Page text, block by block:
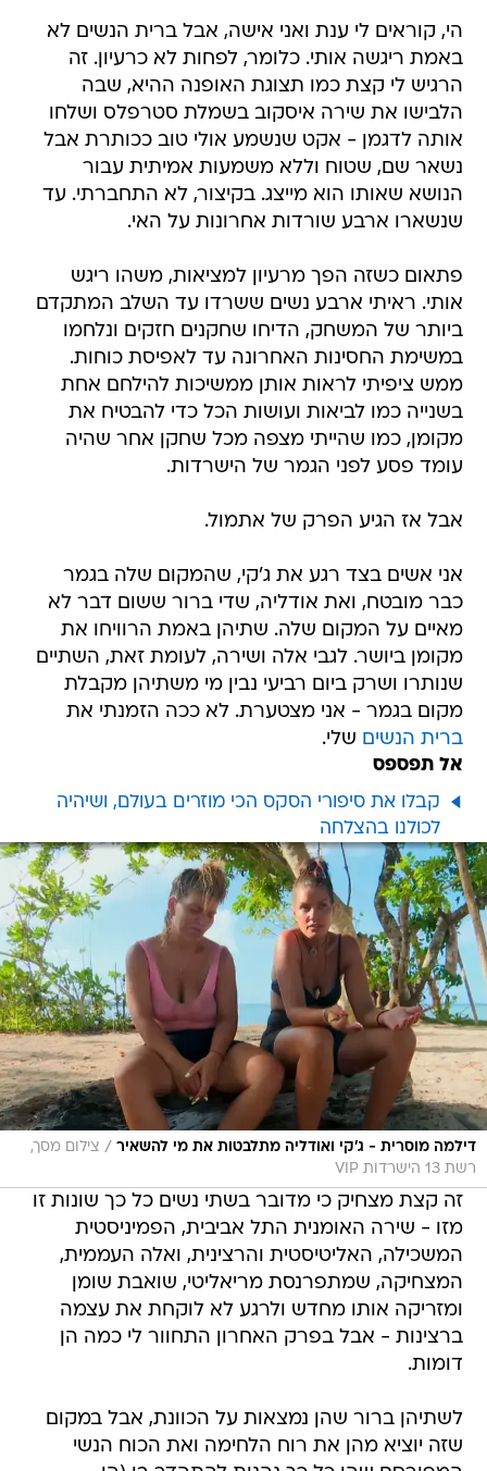
הי, קוראים לי ענת ואני אישה, אבל ברית הנשים לא
באמת ריגשה אותי. כלומר, לפחות לא כרעיון. זה
הרגיש לי קצת כמו תצוגת האופנה ההיא, שבה
הלבישו את שירה איסקוב בשמלת סטרפלס ושלחו
אותה לדגמן - אקט שנשמע אולי טוב ככותרת אבל
נשאר שם, שטוח וללא משמעות אמיתית עבור
הנושא שאותו הוא מייצג. בקיצור, לא התחברתי. עד
שנשארו ארבע שורדות אחרונות על האי.
פתאום כשזה הפך מרעיון למציאות, משהו ריגש
אותי. ראיתי ארבע נשים ששרדו עד השלב המתקדם
ביותר של המשחק, הדיחו שחקנים חזקים ונלחמו
במשימת החסינות האחרונה עד לאפיסת כוחות.
ממש ציפיתי לראות אותן ממשיכות להילחם אחת
בשנייה כמו לביאות ועושות הכל כדי להבטיח את
מקומן, כמו שהייתי מצפה מכל שחקן אחר שהיה
עומד פסע לפני הגמר של הישרדות.
אבל אז הגיע הפרק של אתמול.
אני אשים בצד רגע את ג'קי, שהמקום שלה בגמר
כבר מובטח, ואת אודליה, שדי ברור ששום דבר לא
מאיים על המקום שלה. שתיהן באמת הרוויחו את
מקומן ביושר. לגבי אלה ושירה, לעומת זאת, השתיים
שנותרו ושרק ביום רביעי נבין מי משתיהן מקבלת
מקום בגמר - אני מצטערת. לא ככה הזמנתי את
ברית הנשים שלי.
אל תפספס
קבלו את סיפורי הסקס הכי מוזרים בעולם, ושיהיה
לכולנו בהצלחה
דילמה מוסרית - ג'קי ואודליה מתלבטות את מי להשאיר / צילום מסך,
רשת 13 הישרדות VIP
זה קצת מצחיק כי מדובר בשתי נשים כל כך שונות זו
מזו - שירה האומנית התל אביבית, הפמיניסטית
המשכילה, האליטיסטית והרצינית, ואלה העממית,
המצחיקה, שמתפרנסת מריאליטי, שואבת שומן
ומזריקה אותו מחדש ולרגע לא לוקחת את עצמה
ברצינות - אבל בפרק האחרון התחוור לי כמה הן
דומות.
לשתיהן ברור שהן נמצאות על הכוונת, אבל במקום
שזה יוציא מהן את רוח הלחימה ואת הכוח הנשי